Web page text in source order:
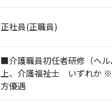
正社員(正職員)
■介護職員初任者研修（ヘル
上、介護福祉士 いずれか
方優遇